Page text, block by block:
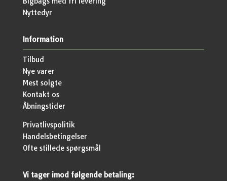
Nyttedyr
Information
Tilbud
Nye varer
Mest solgte
Kontakt os
Åbningstider
Privatlivspolitik
Handelsbetingelser
Ofte stillede spørgsmål
Vi tager imod følgende betaling: